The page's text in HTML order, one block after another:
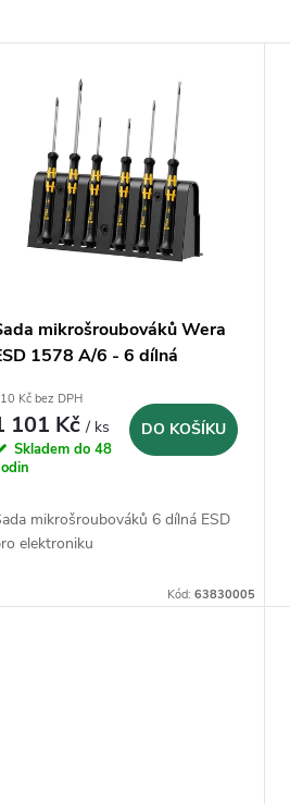
mikrošroubováků Wera
1578 A/6 - 6 dílná
Kč bez DPH
101 Kč/ ks
Skladem do 48
DO KOŠÍKU
mikrošroubováků 6 dílná ESD
elektroniku
Kód: 63830005